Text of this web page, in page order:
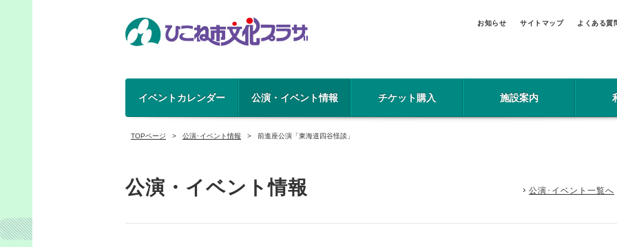
お知らせ サイトマップ よくある質
イベントカレンダー 公演・イベント情報 チケット購入 施設案内
TOPページ 公演･イベント情報 前進座公演「東海道四谷怪談」
公演・イベント情報 公演･イベント一覧へ